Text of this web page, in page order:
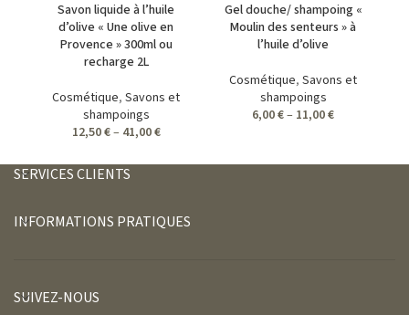
Savon liquide à l’huile
d’olive « Une olive en
Provence » 300ml ou
recharge 2L
Cosmétique, Savons et
shampoings
12,50€– 41,00€
Gel douche/ shampoing «
Moulin des senteurs » à
l’huile d’olive
Cosmétique, Savons et
shampoings
6,00€– 11,00€
SERVICES CLIENTS
INFORMATIONS PRATIQUES
SUIVEZ-NOUS